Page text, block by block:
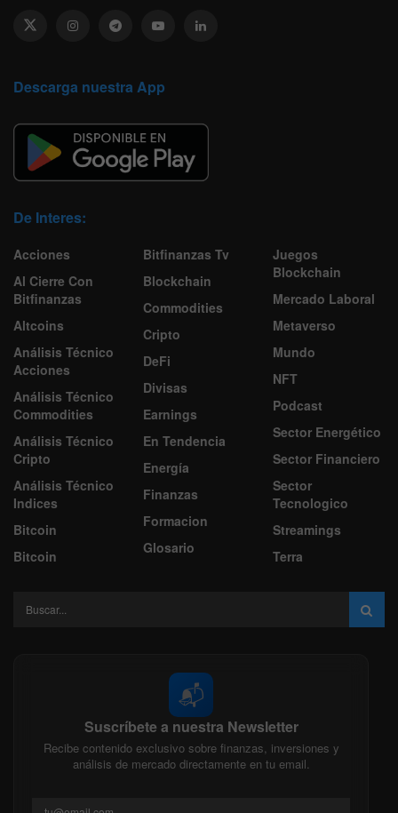
Descarga nuestra App
De Interes:
Acciones
Al Cierre Con
Bitfinanzas
Altcoins
Análisis Técnico
Acciones
Análisis Técnico
Commodities
Análisis Técnico
Cripto
Análisis Técnico
Indices
Bitcoin
Bitcoin
Bitfinanzas Tv
Blockchain
Commodities
Cripto
DeFi
Divisas
Earnings
En Tendencia
Energía
Finanzas
Formacion
Glosario
Juegos
Blockchain
Mercado Laboral
Metaverso
Mundo
NFT
Podcast
Sector Energético
Sector Financiero
Sector
Tecnologico
Streamings
Terra
📬
Suscríbete a nuestra Newsletter
Recibe contenido exclusivo sobre finanzas, inversiones y
análisis de mercado directamente en tu email.